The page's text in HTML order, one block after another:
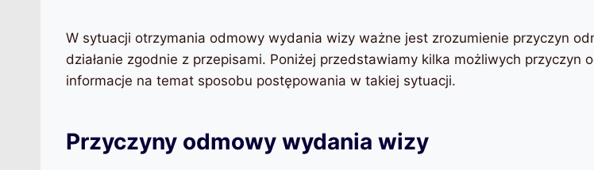
W sytuacji otrzymania odmowy wydania wizy ważne jest zrozumienie przyczyn
działanie zgodnie z przepisami. Poniżej przedstawiamy kilka możliwych przyczyn
informacje na temat sposobu postępowania w takiej sytuacji.
Przyczyny odmowy wydania wizy